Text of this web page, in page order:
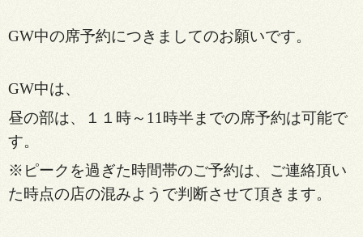
GW中の席予約につきましてのお願いです。
GW中は、
昼の部は、１１時～11時半までの席予約は可能で
す。
※ ピークを過ぎた時間帯のご予約は、ご連絡頂い
た時点の店の混みようで判断させて頂きます。